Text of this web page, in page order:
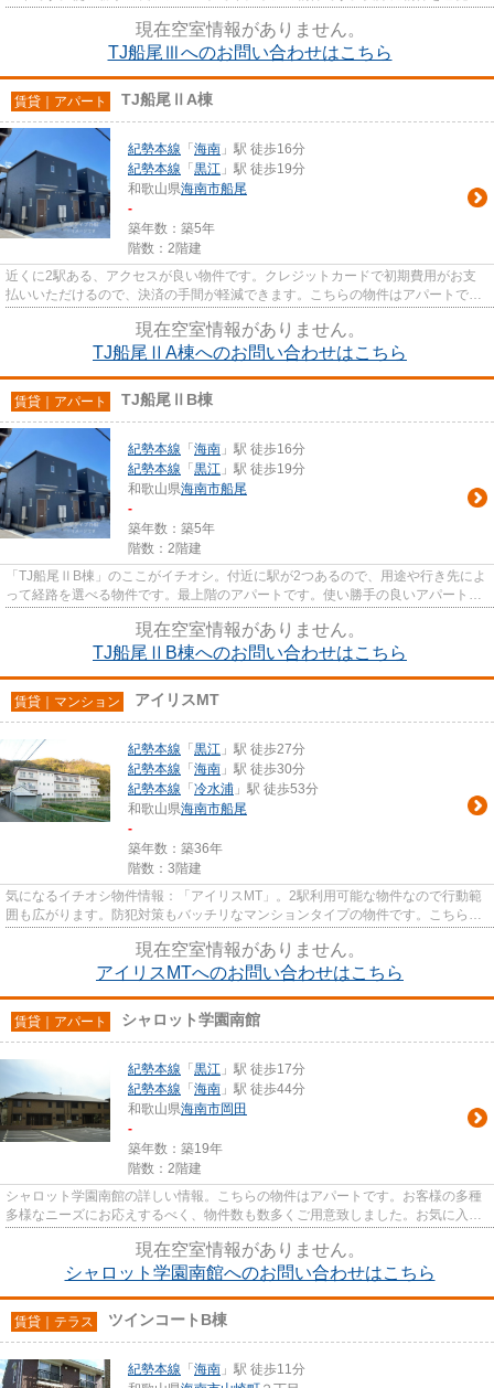
現在空室情報がありません。
TJ船尾Ⅲへのお問い合わせはこちら
賃貸｜アパート TJ船尾ⅡA棟
紀勢本線 「 海南 」駅 徒歩16分
紀勢本線 「 黒江 」駅 徒歩19分
和歌山県海南市船尾
-
築年数：築5年
階数：2階建
近くに2駅ある、アクセスが良い物件です。クレジットカードで初期費用がお支
払いいただけるので、決済の手間が軽減できます。こちらの物件はアパートで
現在空室情報がありません。
TJ船尾ⅡA棟へのお問い合わせはこちら
賃貸｜アパート TJ船尾ⅡB棟
紀勢本線 「 海南 」駅 徒歩16分
紀勢本線 「 黒江 」駅 徒歩19分
和歌山県海南市船尾
-
築年数：築5年
階数：2階建
「TJ船尾ⅡB棟」のここがイチオシ。付近に駅が2つあるので、用途や行き先によ
って経路を選べる物件です。最上階のアパートです。使い勝手の良いアパートで
現在空室情報がありません。
TJ船尾ⅡB棟へのお問い合わせはこちら
賃貸｜マンション アイリスMT
紀勢本線 「 黒江 」駅 徒歩27分
紀勢本線 「 海南 」駅 徒歩30分
紀勢本線 「 冷水浦 」駅 徒歩53分
和歌山県海南市船尾
-
築年数：築36年
階数：3階建
気になるイチオシ物件情報：「アイリスMT」。2駅利用可能な物件なので行動範
囲も広がります。防犯対策もバッチリなマンションタイプの物件です。こちらは
現在空室情報がありません。
アイリスMTへのお問い合わせはこちら
賃貸｜アパート シャロット学園南館
紀勢本線 「 黒江 」駅 徒歩17分
紀勢本線 「 海南 」駅 徒歩44分
和歌山県海南市岡田
-
築年数：築19年
階数：2階建
シャロット学園南館の詳しい情報。こちらの物件はアパートです。お客様の多種
多様なニーズにお応えするべく、物件数も数多くご用意致しました。お気に入り
現在空室情報がありません。
シャロット学園南館へのお問い合わせはこちら
賃貸｜テラス ツインコートB棟
紀勢本線 「 海南 」駅 徒歩11分